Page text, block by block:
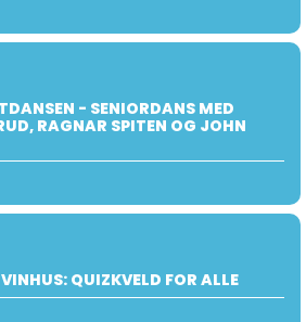
- SENIORDANS MED
RAGNAR SPITEN OG JOHN
QUIZKVELD FOR ALLE